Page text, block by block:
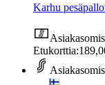
Karhu
Etukorttia: